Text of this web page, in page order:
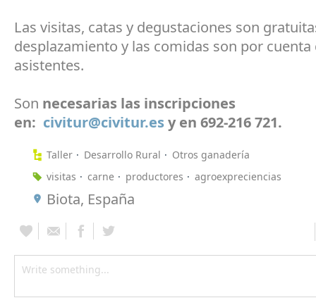
Las visitas, catas y degustaciones son
desplazamiento y las comidas son por cuenta
asistentes.
Son necesarias las inscripciones
en: civitur@civitur.esy en 692-216 721.
Taller Desarrollo Rural
Otros ganadería
visitas
carne productores agroexpreciencias
Biota, España